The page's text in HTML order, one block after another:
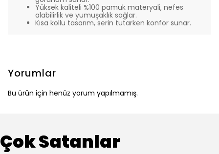
Yüksek kaliteli %100 pamuk materyali, nefes
alabilirlik ve yumuşaklık sağlar.
Kısa kollu tasarım, serin tutarken konfor sunar.
Yorumlar
Bu ürün için henüz yorum yapılmamış.
Çok Satanlar